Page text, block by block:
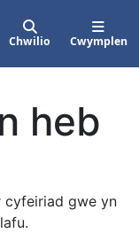
Chwilio Cwymplen
heb
cyfeiriad gwe yn